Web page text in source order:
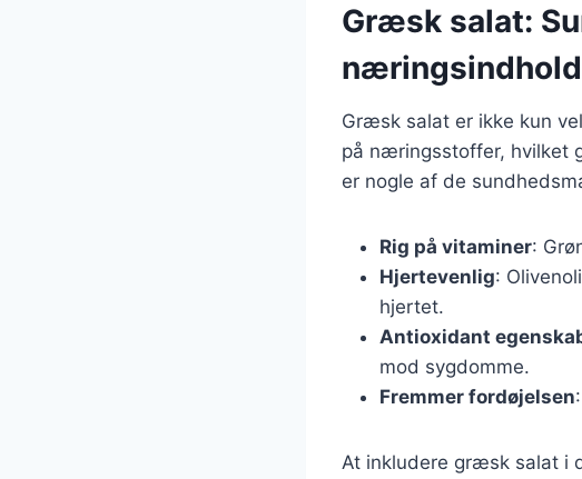
Græsk salat:
næringsindhold
Græsk salat er ikke kun
på næringsstoffer, hvilket
er nogle af de
Rig på vitaminer:
Hjertevenlig:
hjertet.
Antioxidant
mod sygdomme.
Fremmer fordøjelsen
At inkludere græsk salat i